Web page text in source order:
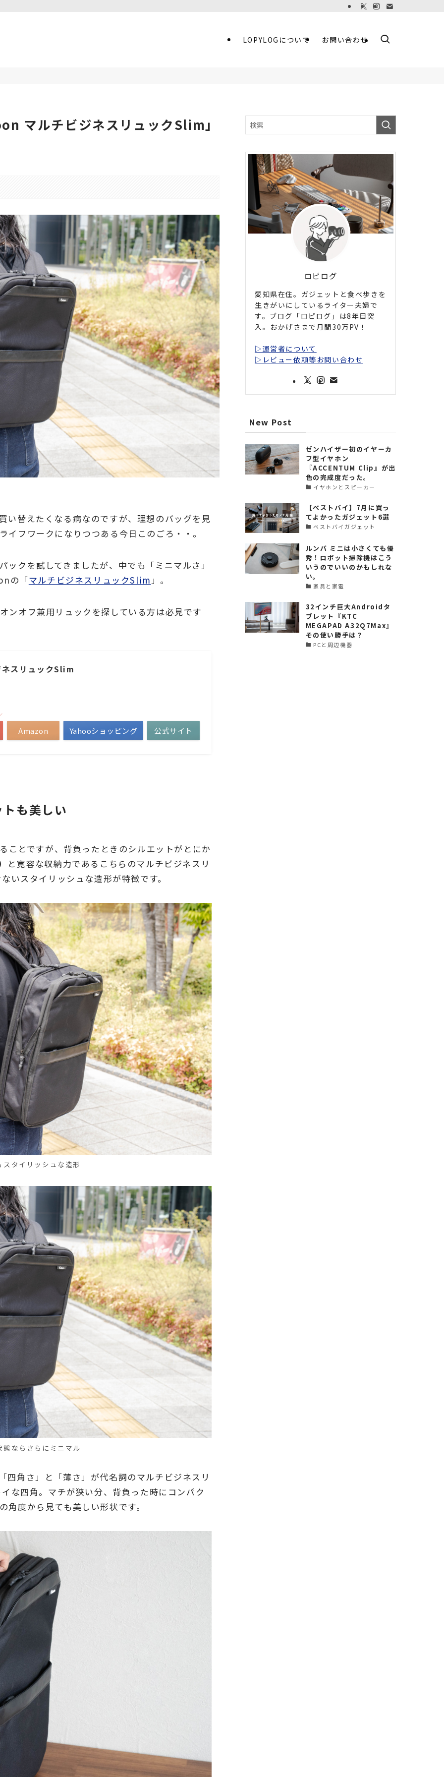
LOPYLOGについて お問い合わせ
マルチビジネスリュックSlim」
い替えたくなる病なのですが、理想のバッグを見
フワークになりつつある今日このごろ・・。
クを試してきましたが、中でも「ミニマルさ」
の「マルチビジネスリュックSlim 」。
ンオフ兼用リュックを探している方は必見です
スリュックSlim
Amazon Yahooショッピング 公式サイト
も美しい
ことですが、背負ったときのシルエットがとにか
と寛容な収納力であるこちらのマルチビジネスリ
いスタイリッシュな造形が特徴です。
スタイリッシュな造形
態ならさらにミニマル
四角さ」と「薄さ」が代名詞のマルチビジネスリ
な四角。マチが狭い分、背負った時にコンパク
度から見ても美しい形状です。
ロピログ
愛知県在住。ガジェットと食べ歩きを
生きがいにしているライター夫婦で
す。ブログ「ロピログ」は8年目突
入。おかげさまで月間30万PV！
▷運営者について
▷レビュー依頼等お問い合わせ
New Post
ゼンハイザー初のイヤーカ
フ型イヤホン
『ACCENTUM Clip』が出
色の完成度だった。
イヤホンとスピーカー
【ベストバイ】7月に買っ
てよかったガジェット6選
ベストバイガジェット
ルンバ ミニは小さくても優
秀！ロボット掃除機はこう
いうのでいいのかもしれな
い。
家具と家電
32インチ巨大Androidタ
ブレット『KTC
MEGAPAD A32Q7Max』
その使い勝手は？
PCと周辺機器